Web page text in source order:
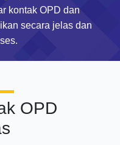
kontak OPD dan
secara jelas dan
OPD